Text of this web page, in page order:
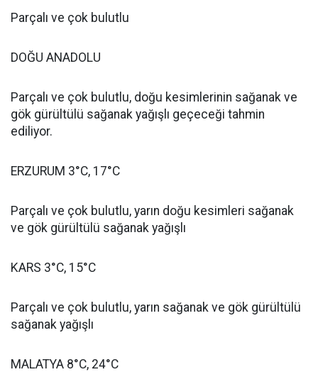
Parçalı ve çok bulutlu
DOĞU ANADOLU
Parçalı ve çok bulutlu, doğu kesimlerinin sağanak ve
gök gürültülü sağanak yağışlı geçeceği tahmin
ediliyor.
ERZURUM 3°C, 17°C
Parçalı ve çok bulutlu, yarın doğu kesimleri sağanak
ve gök gürültülü sağanak yağışlı
KARS 3°C, 15°C
Parçalı ve çok bulutlu, yarın sağanak ve gök gürültülü
sağanak yağışlı
MALATYA 8°C, 24°C